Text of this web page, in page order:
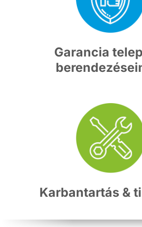
Garancia
Karbantartás &